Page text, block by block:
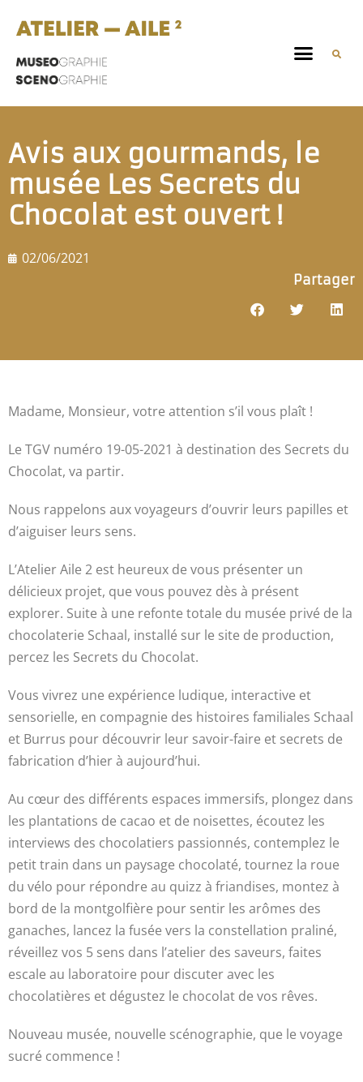
Avis aux gourmands, le
musée Les Secrets du
Chocolat est ouvert !
02/06/2021
Partager
Madame, Monsieur, votre attention s’il vous plaît !
Le TGV numéro 19-05-2021 à destination des Secrets du
Chocolat, va partir.
Nous rappelons aux voyageurs d’ouvrir leurs papilles et
d’aiguiser leurs sens.
L’Atelier Aile 2 est heureux de vous présenter un
délicieux projet, que vous pouvez dès à présent
explorer. Suite à une refonte totale du musée privé de la
chocolaterie Schaal, installé sur le site de production,
percez les Secrets du Chocolat.
Vous vivrez une expérience ludique, interactive et
sensorielle, en compagnie des histoires familiales Schaal
et Burrus pour découvrir leur savoir-faire et secrets de
fabrication d’hier à aujourd’hui.
Au cœur des différents espaces immersifs, plongez dans
les plantations de cacao et de noisettes, écoutez les
interviews des chocolatiers passionnés, contemplez le
petit train dans un paysage chocolaté, tournez la roue
du vélo pour répondre au quizz à friandises, montez à
bord de la montgolfière pour sentir les arômes des
ganaches, lancez la fusée vers la constellation praliné,
réveillez vos 5 sens dans l’atelier des saveurs, faites
escale au laboratoire pour discuter avec les
chocolatières et dégustez le chocolat de vos rêves.
Nouveau musée, nouvelle scénographie, que le voyage
sucré commence !